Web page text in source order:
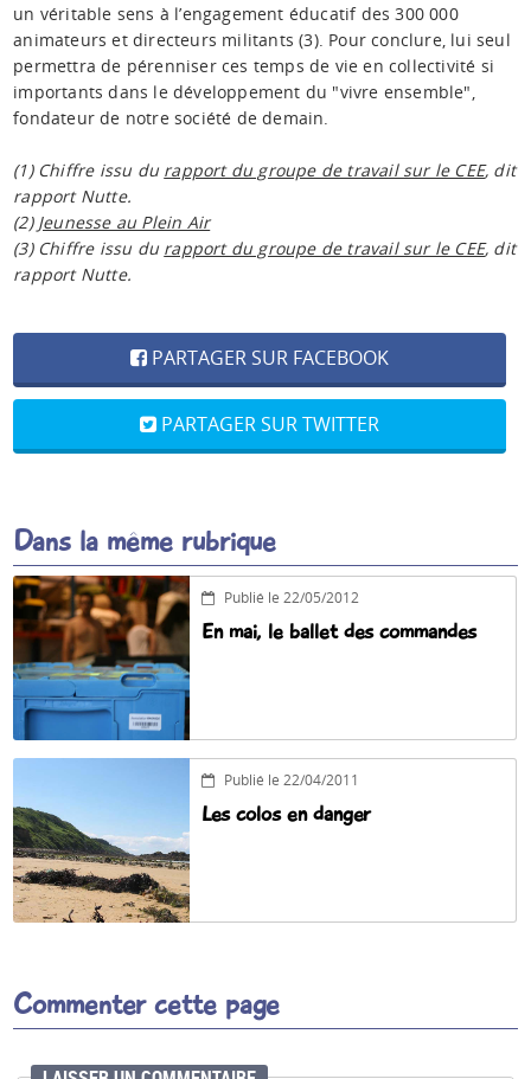
un véritable sens à l’engagement éducatif des 300 000
animateurs et directeurs militants (3). Pour conclure, lui seul
permettra de pérenniser ces temps de vie en collectivité si
importants dans le développement du "vivre ensemble",
fondateur de notre société de demain.
(1) Chiffre issu du rapport du groupe de travail sur le CEE, dit
rapport Nutte.
(2) Jeunesse au Plein Air
(3) Chiffre issu du rapport du groupe de travail sur le CEE, dit
rapport Nutte.
PARTAGER SUR FACEBOOK
PARTAGER SUR TWITTER
Dans la même rubrique
Publié le 22/05/2012
En mai, le ballet des commandes
Publié le 22/04/2011
Les colos en danger
Commenter cette page